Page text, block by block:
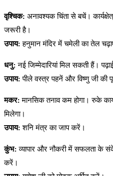
वृश्चिक: अनावश्यक चिंता से बचें।
जरूरी है।
उपाय:हनुमान मंदिर में चमेली का तेल
धनु:नई जिम्मेदारियां मिल सकती हैं।
उपाय:पीले वस्त्र पहनें और विष्णु जी की
मकर: मानसिक तनाव कम होगा। रुके
मिलेगा।
उपाय: शनि मंत्र का जाप करें।
कुंभ: व्यापार और नौकरी में सफलता के
करें।